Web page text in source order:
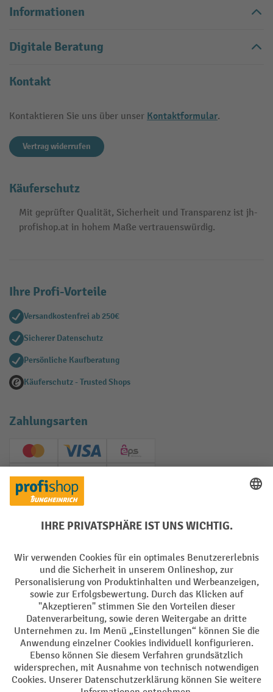
Informationen
Digitale Beratung
Kontakt
Kontaktieren Sie uns über unser Kontaktformular.
Vertrag widerrufen
Käuferschutz
Mit geprüfter Qualität, Sicherheit und Transparenz ist jh-
profishop.at in hohem Maße vertrauenswürdig.
Ihre Profi-Vorteile
Versandkostenfrei ab 250€
Sicherer Datenschutz
Persönliche Kaufberatung
Käuferschutz - Trusted Shops
Zahlungsarten
Creditcard (Master)Creditcard (Visa)
EPS
PayPal
Soziale Netzwerke
Impressum Datenschutz
Barrierefreiheit Privacy Settings
Alle Preise exkl. gesetzl. Mehrwertsteuer zzgl.Versandkostenund ggf.
Nachnahmegebühren, wenn nicht anders angegeben.